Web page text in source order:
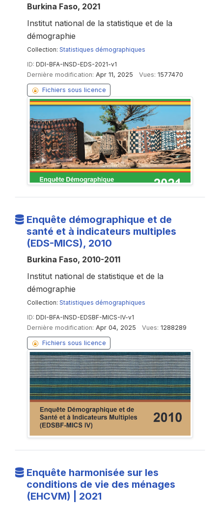
Burkina Faso, 2021
Institut national de la statistique et de la
démographie
Collection: Statistiques démographiques
ID: DDI-BFA-INSD-EDS-2021-v1
Dernière modification: Apr 11, 2025 Vues: 1577470
Fichiers sous licence
Enquête démographique et de
santé et à indicateurs multiples
(EDS-MICS), 2010
Burkina Faso, 2010-2011
Institut national de statistique et de la
démographie
Collection: Statistiques démographiques
ID: DDI-BFA-INSD-EDSBF-MICS-IV-v1
Dernière modification: Apr 04, 2025 Vues: 1288289
Fichiers sous licence
Enquête harmonisée sur les
conditions de vie des ménages
(EHCVM) | 2021